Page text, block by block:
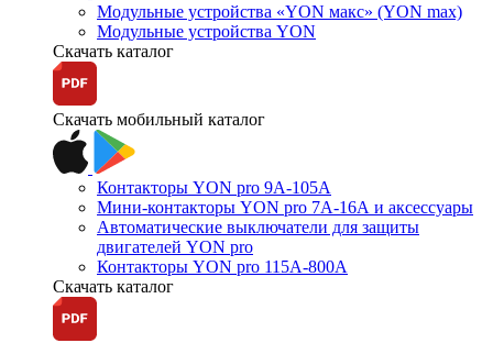
Модульные устройства «YON макс» (YON max)
Модульные устройства YON
Скачать каталог
Скачать мобильный каталог
Контакторы YON pro 9А-105А
Мини-контакторы YON pro 7А-16А и аксессуары
Автоматические выключатели для защиты
двигателей YON pro
Контакторы YON pro 115А-800А
Скачать каталог